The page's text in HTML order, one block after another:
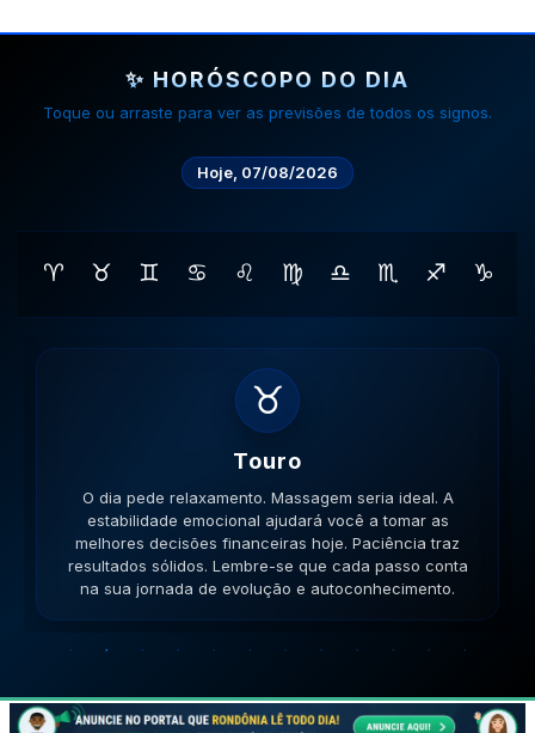
✨ HORÓSCOPO DO DIA
Toque ou arraste para ver as previsões de todos os signos.
Hoje, 07/08/2026
♈ ♉ ♊ ♋ ♌ ♍ ♎ ♏ ♐ ♑
♊
Gemeos
O dia pede movimento. Caminhe, corra, pedale. A
versatilidade é seu ponto forte; use-a para resolver
impasses de forma criativa. A versatilidade ajudará no
sucesso. Lembre-se que cada passo conta na sua
jornada de evolução e autoconhecimento.